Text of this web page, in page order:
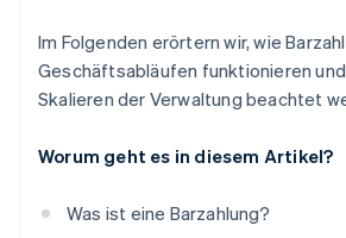
Im Folgenden erörtern wir, wie
Geschäftsabläufen funktionieren
Skalieren der Verwaltung beachtet
Worum geht es in diesem Artikel?
Was ist eine Barzahlung?